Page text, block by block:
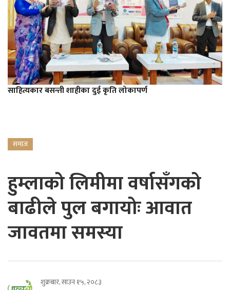
साहित्यकार बसन्ती शाहीका दुई कृति लोकापर्ण
समाज
हुम्लाको लिमीमा वर्षासँगको
बाढीले पुल बगायोः आवात
जावतमा समस्या
शुक्रबार, साउन १५, २०८३